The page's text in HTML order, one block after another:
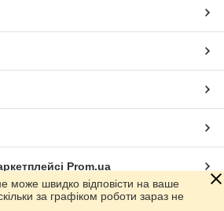
Prom.ua
може швидко відповісти на ваше
за графіком роботи зараз не